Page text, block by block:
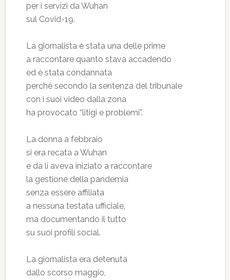
per i servizi da Wuhan
sul Covid-19.
La giornalista è stata una delle prime
a raccontare quanto stava accadendo
ed è stata condannata
perché secondo la sentenza del tribunale
con i suoi video dalla zona
ha provocato “litigi e problemi”.
La donna a febbraio
si era recata a Wuhan
e da lì aveva iniziato a raccontare
la gestione della pandemia
senza essere affiliata
a nessuna testata ufficiale,
ma documentando il tutto
su suoi profili social.
La giornalista era detenuta
dallo scorso maggio,